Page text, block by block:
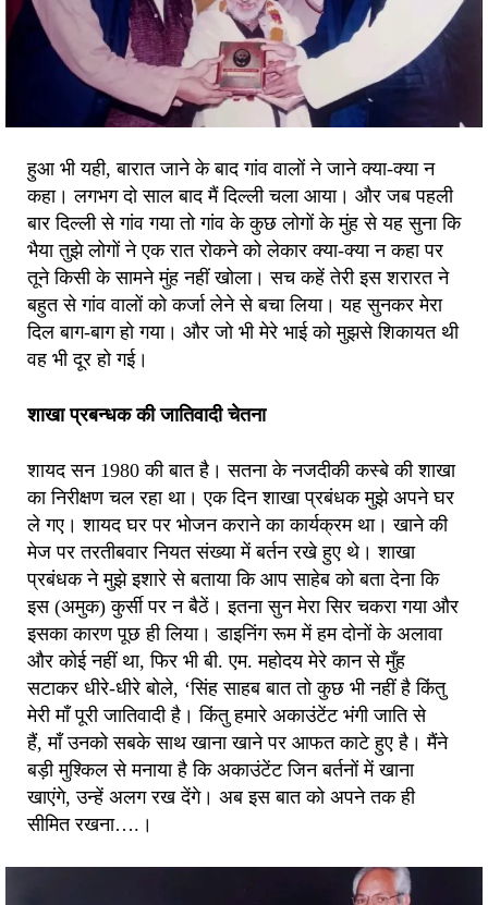
हुआ भी यही, बारात जाने के बाद गांव वालों ने जाने क्या-क्या न
कहा। लगभग दो साल बाद मैं दिल्ली चला आया। और जब पहली
बार दिल्ली से गांव गया तो गांव के कुछ लोगों के मुंह से यह सुना कि
भैया तुझे लोगों ने एक रात रोकने को लेकार क्या-क्या न कहा पर
तूने किसी के सामने मुंह नहीं खोला। सच कहें तेरी इस शरारत ने
बहुत से गांव वालों को कर्जा लेने से बचा लिया। यह सुनकर मेरा
दिल बाग-बाग हो गया। और जो भी मेरे भाई को मुझसे शिकायत थी
वह भी दूर हो गई।
शाखा प्रबन्धक की जातिवादी चेतना
शायद सन 1980 की बात है। सतना के नजदीकी कस्बे की शाखा
का निरीक्षण चल रहा था। एक दिन शाखा प्रबंधक मुझे अपने घर
ले गए। शायद घर पर भोजन कराने का कार्यक्रम था। खाने की
मेज पर तरतीबवार नियत संख्या में बर्तन रखे हुए थे। शाखा
प्रबंधक ने मुझे इशारे से बताया कि आप साहेब को बता देना कि
इस (अमुक) कुर्सी पर न बैठें। इतना सुन मेरा सिर चकरा गया और
इसका कारण पूछ ही लिया। डाइनिंग रूम में हम दोनों के अलावा
और कोई नहीं था, फिर भी बी. एम. महोदय मेरे कान से मुँह
सटाकर धीरे-धीरे बोले, ‘सिंह साहब बात तो कुछ भी नहीं है किंतु
मेरी माँ पूरी जातिवादी है। किंतु हमारे अकाउंटेंट भंगी जाति से
हैं, माँ उनको सबके साथ खाना खाने पर आफत काटे हुए है। मैंने
बड़ी मुश्किल से मनाया है कि अकाउंटेंट जिन बर्तनों में खाना
खाएंगे, उन्हें अलग रख देंगे। अब इस बात को अपने तक ही
सीमित रखना….।